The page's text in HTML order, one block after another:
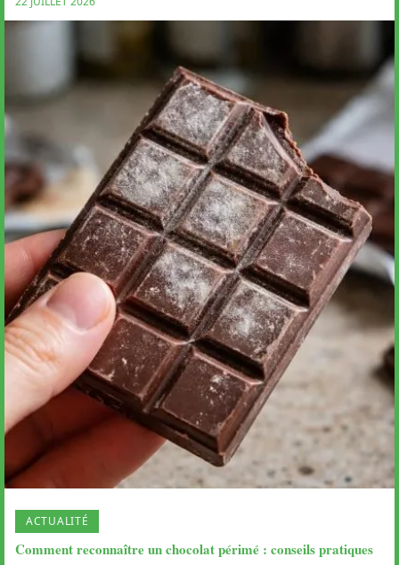
ACTUALITÉ
Comment reconnaître un chocolat périmé : conseils pratiques